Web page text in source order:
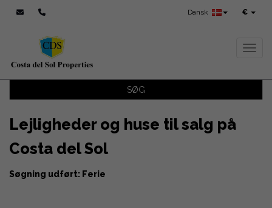
€
Dansk
SØG
Lejligheder og huse til salg på
Costa del Sol
Søgning udført: Ferie